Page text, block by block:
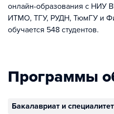
онлайн-образования с
ИТМО, ТГУ, РУДН, ТюмГУ и
обучается 548 студентов.
Программы
Бакалавриат и специалитет